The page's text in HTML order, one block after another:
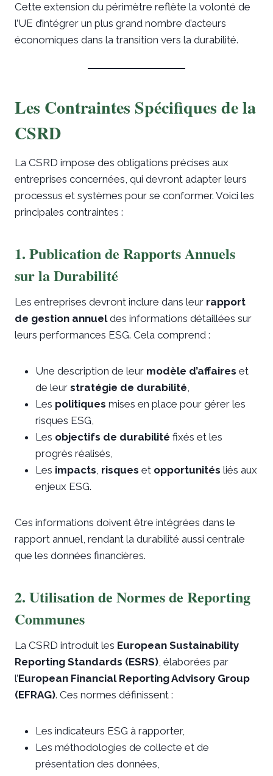
Cette extension du périmètre reflète la volonté de
l’UE d’intégrer un plus grand nombre d’acteurs
économiques dans la transition vers la durabilité.
Les Contraintes Spécifiques de la
CSRD
La CSRD impose des obligations précises aux
entreprises concernées, qui devront adapter leurs
processus et systèmes pour se conformer. Voici les
principales contraintes :
1. Publication de Rapports Annuels
sur la Durabilité
Les entreprises devront inclure dans leur rapport
de gestion annueldes informations détaillées sur
leurs performances ESG. Cela comprend :
Une description de leur modèle d’affaires et
de leur stratégie de durabilité,
Les politiques mises en place pour gérer les
risques ESG,
Les objectifs de durabilité fixés et les
progrès réalisés,
Les impacts, risques et opportunités liés aux
enjeux ESG.
Ces informations doivent être intégrées dans le
rapport annuel, rendant la durabilité aussi centrale
que les données financières.
2. Utilisation de Normes de Reporting
Communes
La CSRD introduit les European Sustainability
Reporting Standards (ESRS), élaborées par
l’European Financial Reporting Advisory Group
(EFRAG). Ces normes définissent :
Les indicateurs ESG à rapporter,
Les méthodologies de collecte et de
présentation des données,